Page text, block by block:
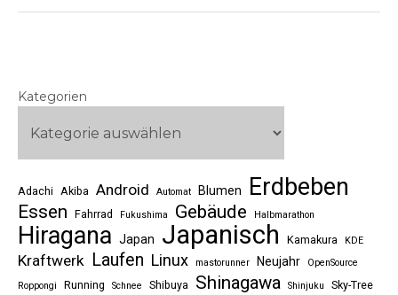
Kategorien
Adachi Akiba Android Automat Blumen Erdbeben
Essen Fahrrad Fukushima Gebäude Halbmarathon
Hiragana Japan Japanisch Kamakura KDE
Kraftwerk Laufen Linux mastorunner Neujahr
OpenSource
Roppongi
Running Schnee Shibuya Shinagawa Shinjuku Sky-Tree